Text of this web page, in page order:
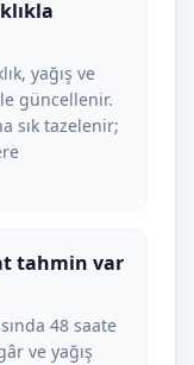
yağış ve
güncellenir.
sık tazelenir;
tahmin var
48 saate
ve yağış